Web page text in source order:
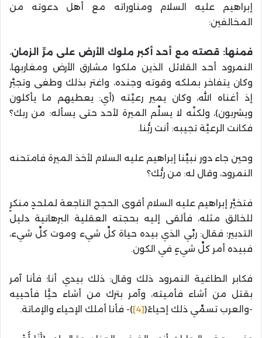
إبراهيم عليه السلام ومناوراته مع أهل دعوته من
المخالفين:
فمنها: قصته مع أحد أكبر ملوك الأرض على مرِّ الزمان،
النمرود أحد القلائل الذين ملكوا مشارق الأرض ومغاربها،
وكان يتفاخر بملكه وقوته وجنده، واغتر بذلك وطغى وتجبَّر
إذ أغناه الله، وكان يمير رعيَّته (أي: يعطيهم ما يأكلون
ويشربون)، ولكنَّه لا يسلِّم الميرة لأحد حتى يسأله: من ربك؟
فكانت الرعيَّة تجيبه: أنت ربُّنا.
وحين جاء دور نبيِّنا إبراهيم عليه السلام لأخذ الميرة فامتحنه
النمرود، وقال له: من ربُّك؟
فتخيَّر إبراهيم عليه السلام أقوى الحجج الناجعة لملحدٍ منكرٍ
للخالق مثله، فألقى إليه بحجته العقلية البرهانية دليل
التدبير؛ فقال: ربِّي الذي بيده حياة كلِّ شيء وموت كلِّ شيء،
فبيده أمر كلِّ شيءٍ في الكون.
فكابر الطاغية النمرود ذلك وقال: ذلك بيدي أنا؛ فأنا آمر
بقتل من أشاء فأميته، وآمر بترك من أشاء حيًّا فأحييه
-والعرب تسمِّي ذلك إحياءً([4] )- فأنا أملك الإحياء والإماتة.